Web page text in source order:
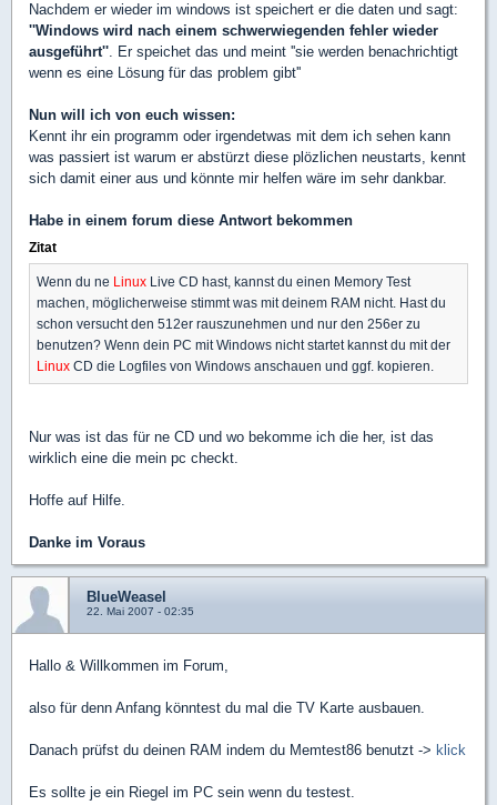
Nachdem er wieder im windows ist speichert er die daten und sagt:
''Windows wird nach einem schwerwiegenden fehler wieder
ausgeführt''. Er speichet das und meint ''sie werden benachrichtigt
wenn es eine Lösung für das problem gibt''
Nun will ich von euch wissen:
Kennt ihr ein programm oder irgendetwas mit dem ich sehen kann
was passiert ist warum er abstürzt diese plözlichen neustarts, kennt
sich damit einer aus und könnte mir helfen wäre im sehr dankbar.
Habe in einem forum diese Antwort bekommen
Zitat
Wenn du ne Linux Live CD hast, kannst du einen Memory Test
machen, möglicherweise stimmt was mit deinem RAM nicht. Hast du
schon versucht den 512er rauszunehmen und nur den 256er zu
benutzen? Wenn dein PC mit Windows nicht startet kannst du mit der
Linux CD die Logfiles von Windows anschauen und ggf. kopieren.
Nur was ist das für ne CD und wo bekomme ich die her, ist das
wirklich eine die mein pc checkt.
Hoffe auf Hilfe.
Danke im Voraus
BlueWeasel
22. Mai 2007 - 02:35
Hallo & Willkommen im Forum,
also für denn Anfang könntest du mal die TV Karte ausbauen.
Danach prüfst du deinen RAM indem du Memtest86 benutzt -> klick
Es sollte je ein Riegel im PC sein wenn du testest.